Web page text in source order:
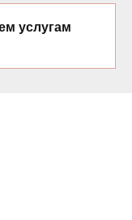
услугам